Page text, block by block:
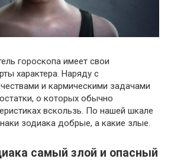
гороскопа имеет свои
характера. Наряду с
и кармическими задачами
о которых обычно
вскользь. По нашей шкале
зодиака добрые, а какие злые.
самый злой и опасный